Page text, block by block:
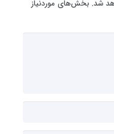
شد. بخش‌های موردنیاز